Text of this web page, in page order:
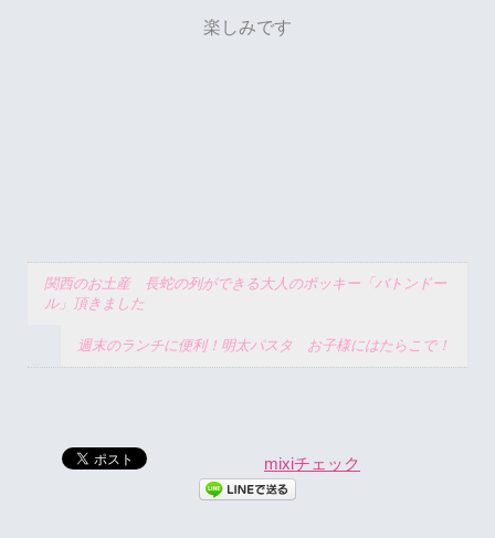
楽しみです
関西のお土産 長蛇の列ができる大人のポッキー「バトンドー
ル」頂きました
週末のランチに便利！明太パスタ お子様にはたらこで！
mixiチェック